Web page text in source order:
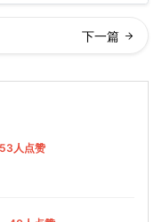
53人点赞